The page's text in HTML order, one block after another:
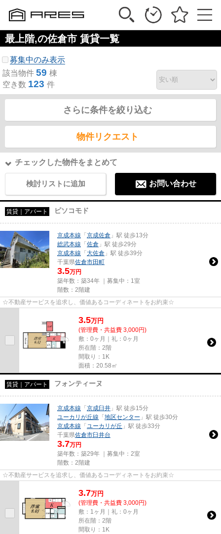
最上階,の佐倉市 賃貸一覧
募集中のみ表示
該当物件 59 棟
空き数 123 件
さらに条件を絞り込む
物件リクエスト
チェックした物件をまとめて
検討リストに追加 お問い合わせ
賃貸｜アパート ピソコモド
京成本線 「 京成佐倉 」駅 徒歩13分
総武本線 「 佐倉 」駅 徒歩29分
京成本線 「 大佐倉 」駅 徒歩39分
千葉県佐倉市田町
3.5万円
築年数：築34年 ｜募集中： 1室
階数：2階建
☆不動産サービスを追求し、価値あるコーディネートをお約束☆
3.5万円
(管理費・共益費 3,000円)
敷：0ヶ月｜礼：0ヶ月
所在階：2階
間取り：1K
面積：20.58㎡
賃貸｜アパート フォンティーヌ
京成本線 「 京成臼井 」駅 徒歩15分
ユーカリが丘線 「 地区センター 」駅 徒歩30分
京成本線 「 ユーカリが丘 」駅 徒歩33分
千葉県佐倉市臼井台
3.7万円
築年数：築29年 ｜募集中： 2室
階数：2階建
☆不動産サービスを追求し、価値あるコーディネートをお約束☆
3.7万円
(管理費・共益費 3,000円)
敷：1ヶ月｜礼：0ヶ月
所在階：2階
間取り：1K